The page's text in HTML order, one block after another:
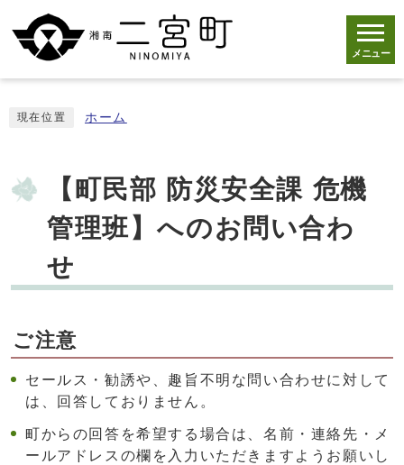
メニュー
現在位置 ホーム
【町民部 防災安全課 危機
管理班】へのお問い合わ
せ
ご注意
セールス・勧誘や、趣旨不明な問い合わせに対して
は、回答しておりません。
町からの回答を希望する場合は、名前・連絡先・メ
ールアドレスの欄を入力いただきますようお願いし